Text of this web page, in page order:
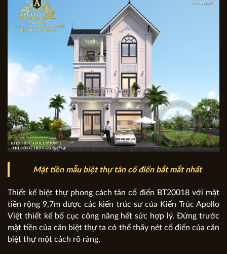
Mặt tiền mẫu biệt thự tân cổ điển bắt mắt nhất
Thiết kế biệt thự phong cách tân cổ điển BT20018 với mặt
tiền rộng 9,7m được các kiến trúc sư của Kiến Trúc Apollo
Việt thiết kế bố cục công năng hết sức hợp lý. Đứng trước
mặt tiền của căn biệt thự ta có thể thấy nét cổ điển của căn
biệt thự một cách rõ ràng.